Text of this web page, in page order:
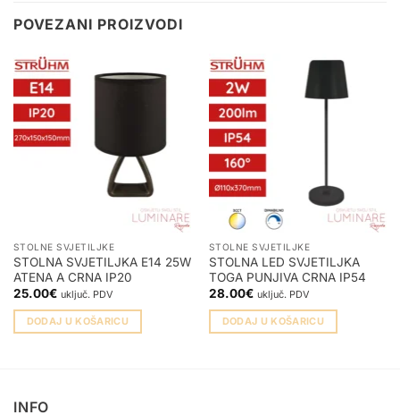
POVEZANI PROIZVODI
STOLNE SVJETILJKE
STOLNA SVJETILJKA E14 25W
ATENA A CRNA IP20
25.00€ uključ. PDV
DODAJ U KOŠARICU
STOLNE SVJETILJKE
STOLNA LED SVJETILJKA
TOGA PUNJIVA CRNA IP54
28.00€ uključ. PDV
DODAJ U KOŠARICU
INFO